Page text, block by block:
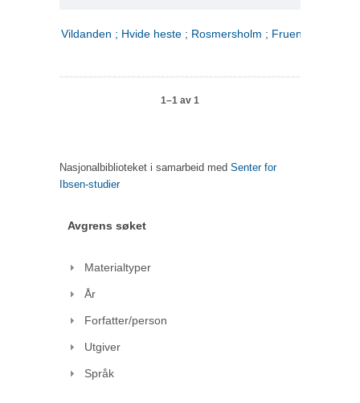
Vildanden ; Hvide heste ; Rosmersholm ; Fruen fra havet
1–1 av 1
Nasjonalbiblioteket i samarbeid med Senter for
Ibsen-studier
Avgrens søket
Materialtyper
År
Forfatter/person
Utgiver
Språk